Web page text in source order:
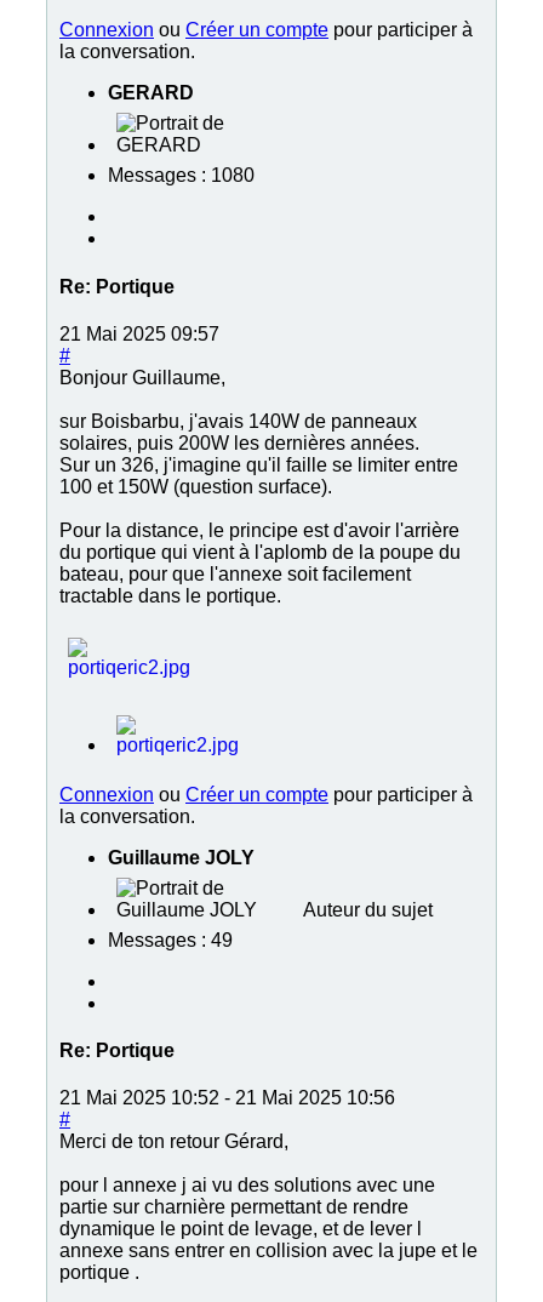
Connexion ou Créer un compte pour participer à
la conversation.
GERARD
Messages : 1080
Re: Portique
21 Mai 2025 09:57
#
Bonjour Guillaume,
sur Boisbarbu, j'avais 140W de panneaux
solaires, puis 200W les dernières années.
Sur un 326, j'imagine qu'il faille se limiter entre
100 et 150W (question surface).
Pour la distance, le principe est d'avoir l'arrière
du portique qui vient à l'aplomb de la poupe du
bateau, pour que l'annexe soit facilement
tractable dans le portique.
Connexion ou Créer un compte pour participer à
la conversation.
Guillaume JOLY
Auteur du sujet
Messages : 49
Re: Portique
21 Mai 2025 10:52 - 21 Mai 2025 10:56
#
Merci de ton retour Gérard,
pour l annexe j ai vu des solutions avec une
partie sur charnière permettant de rendre
dynamique le point de levage, et de lever l
annexe sans entrer en collision avec la jupe et le
portique .